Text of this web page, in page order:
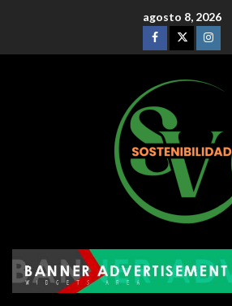
agosto 8, 2026